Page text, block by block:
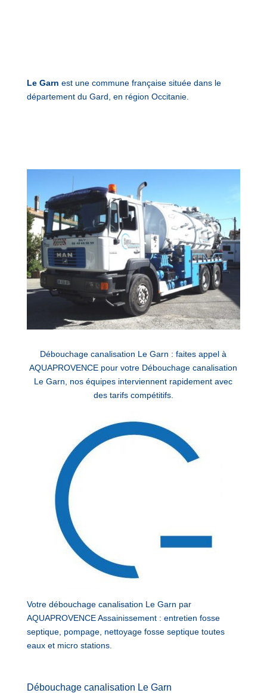
Le Garn est une commune française située dans le
département du Gard, en région Occitanie.
Débouchage canalisation Le Garn : faites appel à
AQUAPROVENCE pour votre Débouchage canalisation
Le Garn, nos équipes interviennent rapidement avec
des tarifs compétitifs.
Votre débouchage canalisation Le Garn par
AQUAPROVENCE Assainissement : entretien fosse
septique, pompage, nettoyage fosse septique toutes
eaux et micro stations.
Débouchage canalisation Le Garn